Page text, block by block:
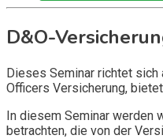
D&O-
Dieses Seminar richtet sich
Officers Versicherung,
In diesem Seminar werden
betrachten, die von der